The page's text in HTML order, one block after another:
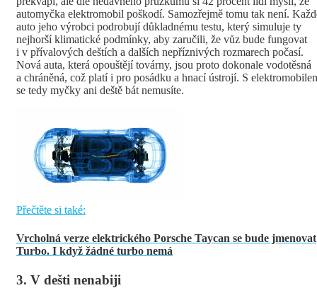
automyčka elektromobil poškodí. Samozřejmě tomu tak není.
auto jeho výrobci podrobují důkladnému testu, který simuluje ty
nejhorší klimatické podmínky, aby zaručili, že vůz bude fungovat
i v přívalových deštích a dalších nepříznivých rozmarech počasí.
Nová auta, která opouštějí továrny, jsou proto dokonale vodotěsná
a chráněná, což platí i pro posádku a hnací ústrojí. S
se tedy myčky ani deště bát nemusíte.
Přečtěte si také:
Vrcholná verze elektrického Porsche Taycan se bude jmenovat
Turbo. I když žádné turbo nemá
3. V dešti nenabiji